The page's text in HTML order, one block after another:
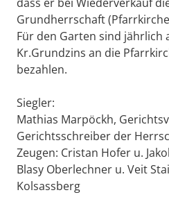
Grundherrschaft
Für den Garten sind jährlich
Kr.Grundzins an die
bezahlen.
Siegler:
Mathias Marpöckh,
Gerichtsschreiber der
Zeugen: Cristan Hofer u.
Blasy Oberlechner u. Veit
Kolsassberg